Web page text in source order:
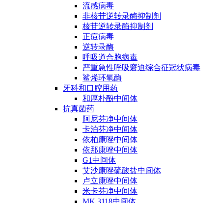
流感病毒
非核苷逆转录酶抑制剂
核苷逆转录酶抑制剂
正痘病毒
逆转录酶
呼吸道合胞病毒
严重急性呼吸窘迫综合征冠状病毒
鲨烯环氧酶
牙科和口腔用药
和厚朴酚中间体
抗真菌药
阿尼芬净中间体
卡泊芬净中间体
依柏康唑中间体
依那康唑中间体
G1中间体
艾沙康唑硫酸盐中间体
卢立康唑中间体
米卡芬净中间体